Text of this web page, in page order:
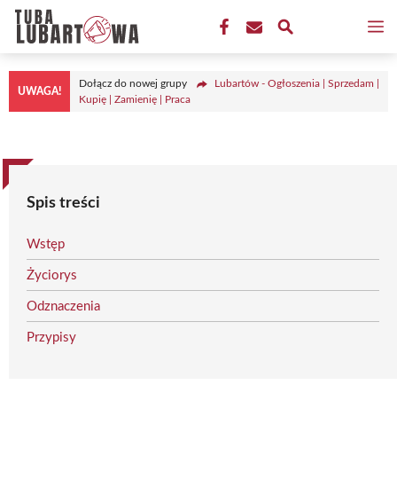
Przejdź
treści
UWAGA!
Dołącz do nowej grupy
Lubartów - Ogłoszenia | Sprzedam |
Kupię | Zamienię | Praca
Spis treści
Wstęp
Życiorys
Odznaczenia
Przypisy